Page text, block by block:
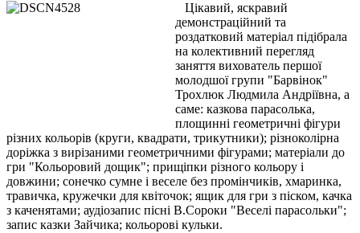
Цікавий, яскравий
демонстраційний та
роздатковий матеріал підібрала
на колективний перегляд
заняття вихователь першої
молодшої групи "Барвінок"
Трохлюк Людмила Андріївна, а
саме: казкова парасолька,
площинні геометричні фігури
різних кольорів (круги, квадрати, трикутники); різноколірна
доріжка з вирізаними геометричними фігурами; матеріали до
гри "Кольоровий дощик"; прищіпки різного кольору і
довжини; сонечко сумне і веселе без промінчиків, хмаринка,
травичка, кружечки для квіточок; ящик для гри з піском, качка
з каченятами; аудіозапис пісні В.Сороки "Веселі парасольки";
запис казки Зайчика; кольорові кульки.